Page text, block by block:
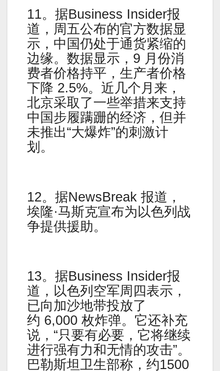
11。据Business Insider报
道，周五公布的官方数据显
示，中国仍处于通货紧缩的
边缘。数据显示，9 月份消
费者价格持平，生产者价格
下降 2.5%。近几个月来，
北京采取了一些举措来支持
中国步履蹒跚的经济，但并
未推出“大爆炸”的刺激计
划。
12。据NewsBreak 报道，
埃隆·马斯克宣布为以色列战
争提供援助。
13。据Business Insider报
道，以色列空军周四表示，
已向加沙地带投放了
约 6,000 枚炸弹。它还补充
说，“只要有必要，它将继续
进行强有力和无情的攻击”。
巴勒斯坦卫生部称，约1500